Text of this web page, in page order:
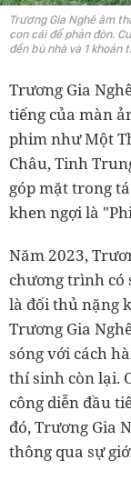
Trương Gia Nghê âm
con cái để phản đòn.
đền bù nhà và 1 khoản
Trương Gia
tiếng của màn
phim như Một
Châu, Tinh
góp mặt trong
khen ngợi là
Năm 2023,
chương trình có
là đối thủ nặng
Trương Gia
sóng với cách
thí sinh còn lại.
công diễn đầu
đó, Trương Gia
thông qua sự